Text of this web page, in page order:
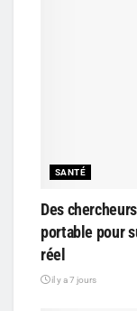
SANTÉ
Des
portable pour
réel
il y a 7 jours